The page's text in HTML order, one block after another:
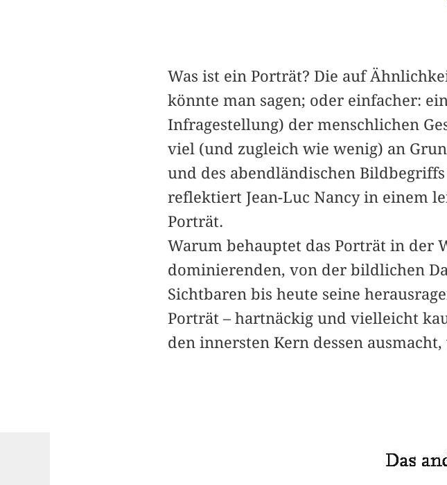
Was ist ein Porträt? Die auf
könnte man sagen; oder einfacher:
Infragestellung) der menschlichen
viel (und zugleich wie wenig) an
und des abendländischen
reflektiert Jean-Luc Nancy in einem
Porträt.
Warum behauptet das Porträt in der
dominierenden, von der bildlichen
Sichtbaren bis heute seine
Porträt – hartnäckig und vielleicht
den innersten Kern dessen